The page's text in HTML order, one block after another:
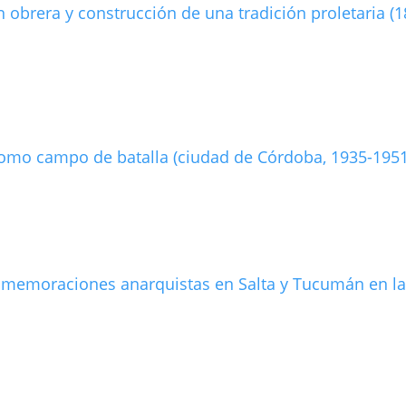
obrera y construcción de una tradición proletaria
campo de batalla (ciudad de Córdoba, 1935-
anarquistas en Salta y Tucumán en